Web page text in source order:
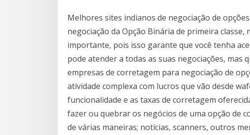
Melhores sites indianos de negociação de
negociação da Opção Binária de primeira
importante, pois isso garante que você tenha
pode atender a todas as suas negociações, mas
empresas de corretagem para negociação de
atividade complexa com lucros que vão desde
funcionalidade e as taxas de corretagem
fazer ou quebrar os negócios de uma opção de
de várias maneiras; notícias, scanners, outros